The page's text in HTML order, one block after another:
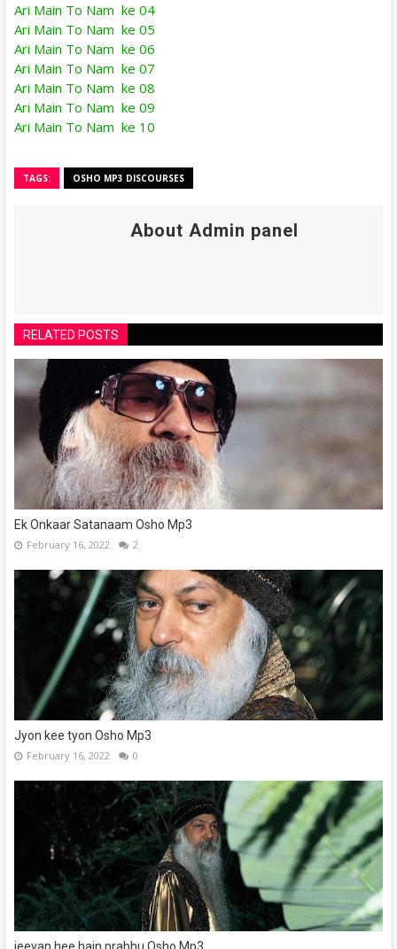
Ari Main To Nam ke 04
Ari Main To Nam ke 05
Ari Main To Nam ke 06
Ari Main To Nam ke 07
Ari Main To Nam ke 08
Ari Main To Nam ke 09
Ari Main To Nam ke 10
TAGS: OSHO MP3 DISCOURSES
About Admin panel
RELATED POSTS
Ek Onkaar Satanaam Osho Mp3
February 16, 2022 2
Jyon kee tyon Osho Mp3
February 16, 2022 0